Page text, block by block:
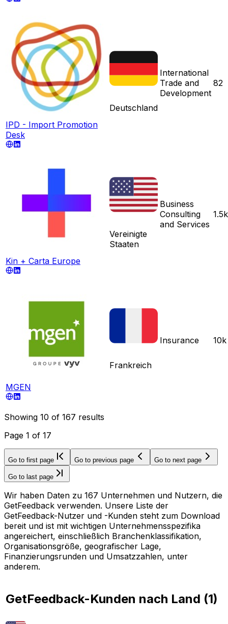
IPD - Import Promotion
Desk
Deutschland
International
Trade and
Development
82
Kin + Carta Europe
Vereinigte
Staaten
Business
Consulting
and Services
1.5k
MGEN
Frankreich
Insurance 10k
Showing 10 of 167 results
Page 1 of 17
Go to first page Go to previous page Go to next page
Go to last page
Wir haben Daten zu 167 Unternehmen und Nutzern, die
GetFeedback verwenden. Unsere Liste der
GetFeedback-Nutzer und -Kunden steht zum Download
bereit und ist mit wichtigen Unternehmensspezifika
angereichert, einschließlich Branchenklassifikation,
Organisationsgröße, geografischer Lage,
Finanzierungsrunden und Umsatzzahlen, unter
anderem.
GetFeedback-Kunden nach Land (1)